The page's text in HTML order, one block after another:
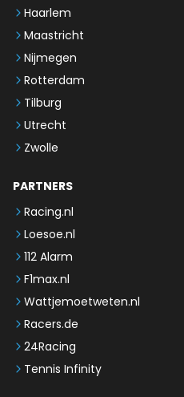
Haarlem
Maastricht
Nijmegen
Rotterdam
Tilburg
Utrecht
Zwolle
PARTNERS
Racing.nl
Loesoe.nl
112 Alarm
F1max.nl
Wattjemoetweten.nl
Racers.de
24Racing
Tennis Infinity